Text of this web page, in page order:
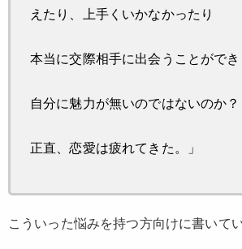
えたり、上手くいかなかったり
本当に交際相手に出会うことがで
自分に魅力が無いのではないのか？
正直、恋愛は疲れてきた。」
こういった悩みを持つ方向けに書いてい